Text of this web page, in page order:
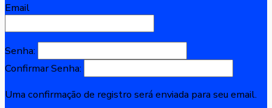
Email
Senha:
Confirmar Senha:
Uma confirmação de registro será enviada para seu email.